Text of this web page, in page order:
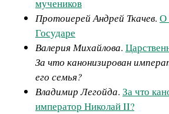
мучеников
Протоиерей Андрей Ткачев. О
Государе
Валерия Михайлова.
За что канонизирован
его семья?
Владимир Легойда. За что
император Николай II?